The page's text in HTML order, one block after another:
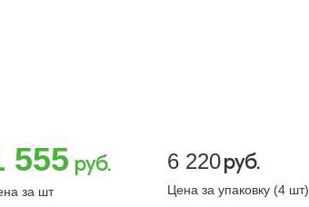
555 руб.
за шт
6 220руб.
Цена за упаковку (4 шт)